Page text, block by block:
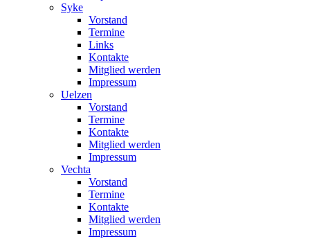
Syke
Vorstand
Termine
Links
Kontakte
Mitglied werden
Impressum
Uelzen
Vorstand
Termine
Kontakte
Mitglied werden
Impressum
Vechta
Vorstand
Termine
Kontakte
Mitglied werden
Impressum